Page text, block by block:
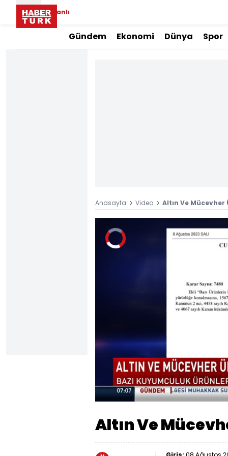
Canlı
Gündem Ekonomi Dünya Spor
Anasayfa Video Altın Ve Mücevher
Video
Oynatıcısı
yükleniyor.
Sesi
Yüklendi:
Altın Ve